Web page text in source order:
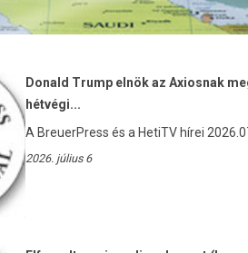
Donald Trump elnök az Axiosnak
hétvégi...
A BreuerPress és a HetiTV hírei
2026. július 6